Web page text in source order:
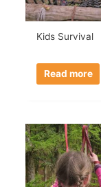
Kids Survival
Read more